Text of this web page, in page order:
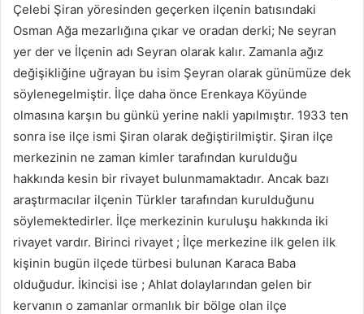
Çelebi Şiran yöresinden geçerken ilçenin batısındaki
Osman Ağa mezarlığına çıkar ve oradan derki; Ne seyran
yer der ve İlçenin adı Seyran olarak kalır. Zamanla ağız
değişikliğine uğrayan bu isim Şeyran olarak günümüze dek
söylenegelmiştir. İlçe daha önce Erenkaya Köyünde
olmasına karşın bu günkü yerine nakli yapılmıştır. 1933 ten
sonra ise ilçe ismi Şiran olarak değiştirilmiştir. Şiran ilçe
merkezinin ne zaman kimler tarafından kurulduğu
hakkında kesin bir rivayet bulunmamaktadır. Ancak bazı
araştırmacılar ilçenin Türkler tarafından kurulduğunu
söylemektedirler. İlçe merkezinin kuruluşu hakkında iki
rivayet vardır. Birinci rivayet ; İlçe merkezine ilk gelen ilk
kişinin bugün ilçede türbesi bulunan Karaca Baba
olduğudur. İkincisi ise ; Ahlat dolaylarından gelen bir
kervanın o zamanlar ormanlık bir bölge olan ilçe